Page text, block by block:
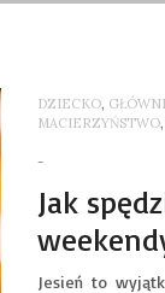
DZIECKO
MACIERZYŃSTWO
-
Jak
Jesień to